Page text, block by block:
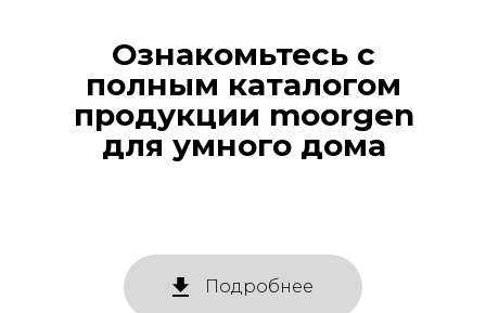
Ознакомьтесь с
полным каталогом
продукции moorgen
для умного дома
Подробнее